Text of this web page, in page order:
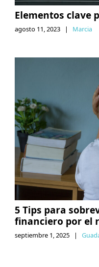
Elementos clave
agosto 11, 2023 | Marcia
5 Tips para
financiero por el
septiembre 1, 2025 |